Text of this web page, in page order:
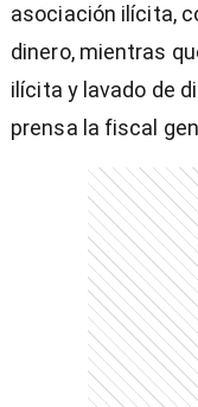
asociación ilícita,
dinero, mientras
ilícita y lavado de
prensa la fiscal